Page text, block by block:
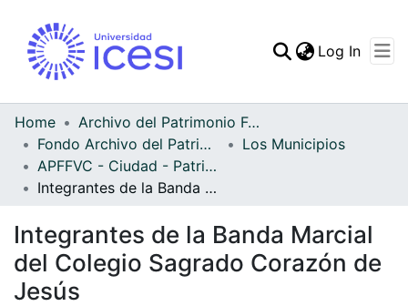
Statistics
Log In
Home
Archivo del Patrimonio Fotográfico y Fílmico del Valle del Cauca
Fondo Archivo del Patrimonio Fotográfico y Fílmico del Valle del Cauca
Los Municipios
APFFVC - Ciudad - Patrimonial
Integrantes de la Banda Marcial del Colegio Sagrado Corazón de Jesús
Integrantes de la Banda Marcial
del Colegio Sagrado Corazón de
Jesús